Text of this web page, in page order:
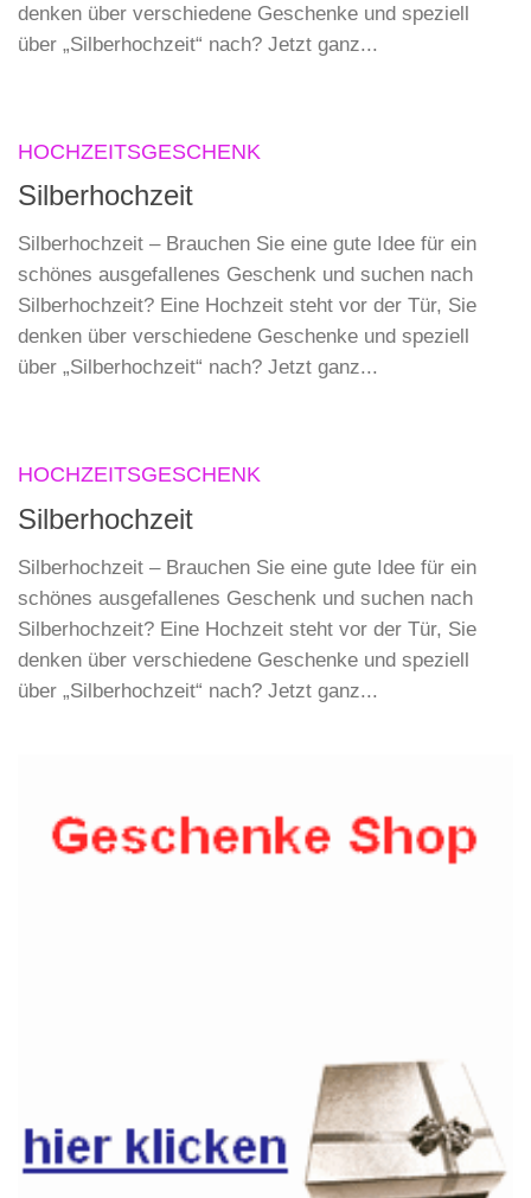
denken über verschiedene Geschenke und speziell
über „Silberhochzeit“ nach? Jetzt ganz...
HOCHZEITSGESCHENK
Silberhochzeit
Silberhochzeit – Brauchen Sie eine gute Idee für ein
schönes ausgefallenes Geschenk und suchen nach
Silberhochzeit? Eine Hochzeit steht vor der Tür, Sie
denken über verschiedene Geschenke und speziell
über „Silberhochzeit“ nach? Jetzt ganz...
HOCHZEITSGESCHENK
Silberhochzeit
Silberhochzeit – Brauchen Sie eine gute Idee für ein
schönes ausgefallenes Geschenk und suchen nach
Silberhochzeit? Eine Hochzeit steht vor der Tür, Sie
denken über verschiedene Geschenke und speziell
über „Silberhochzeit“ nach? Jetzt ganz...